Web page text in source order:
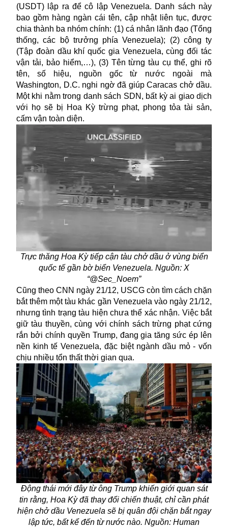
(USDT) lập ra để cô lập Venezuela. Danh sách này
bao gồm hàng ngàn cái tên, cập nhật liên tục, được
chia thành ba nhóm chính: (1) cá nhân lãnh đạo (Tổng
thống, các bộ trưởng phía Venezuela); (2) công ty
(Tập đoàn dầu khí quốc gia Venezuela, cùng đối tác
vận tải, bảo hiểm,…), (3) Tên từng tàu cụ thể, ghi rõ
tên, số hiệu, nguồn gốc từ nước ngoài mà
Washington, D.C. nghi ngờ đã giúp Caracas chở dầu.
Một khi nằm trong danh sách SDN, bất kỳ ai giao dịch
với họ sẽ bị Hoa Kỳ trừng phạt, phong tỏa tài sản,
cấm vận toàn diện.
Trực thăng Hoa Kỳ tiếp cận tàu chở dầu ở vùng biển
quốc tế gần bờ biển Venezuela. Nguồn: X
“@Sec_Noem”
Cũng theo CNN ngày 21/12, USCG còn tìm cách chặn
bắt thêm một tàu khác gần Venezuela vào ngày 21/12,
nhưng tình trạng tàu hiện chưa thể xác nhận. Việc bắt
giữ tàu thuyền, cùng với chính sách trừng phạt cứng
rắn bởi chính quyền Trump, đang gia tăng sức ép lên
nền kinh tế Venezuela, đặc biệt ngành dầu mỏ - vốn
chịu nhiều tổn thất thời gian qua.
Động thái mới đây từ ông Trump khiến giới quan sát
tin rằng, Hoa Kỳ đã thay đổi chiến thuật, chỉ cần phát
hiện chở dầu Venezuela sẽ bị quân đội chặn bắt ngay
lập tức, bất kể đến từ nước nào. Nguồn: Human